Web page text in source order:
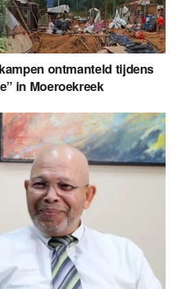
ontmanteld tijdens
in Moeroekreek